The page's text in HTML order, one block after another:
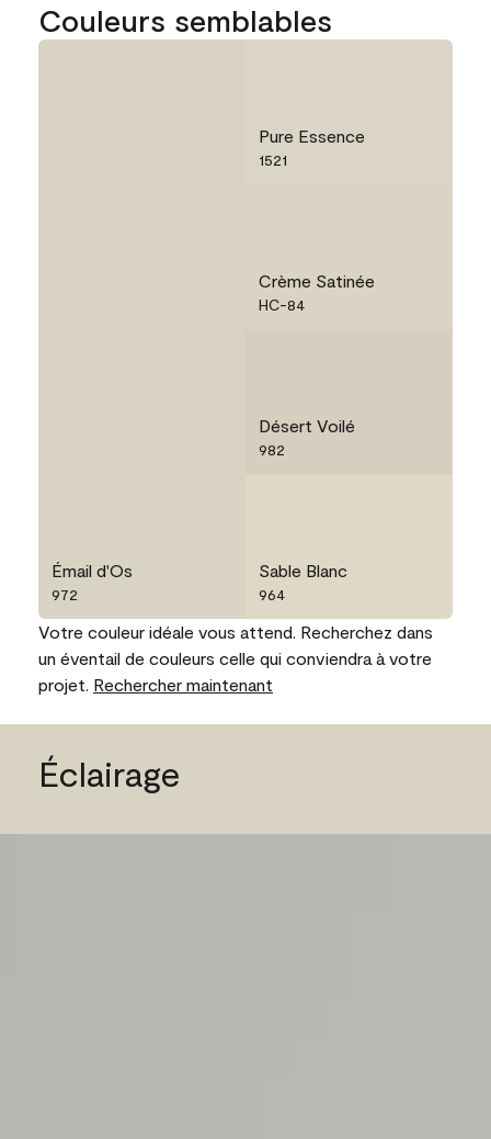
Couleurs semblables
Émail d'Os
972
Pure Essence
1521
Crème Satinée
HC-84
Désert Voilé
982
Sable Blanc
964
Votre couleur idéale vous attend. Recherchez dans
un éventail de couleurs celle qui conviendra à votre
projet. Rechercher maintenant
Éclairage